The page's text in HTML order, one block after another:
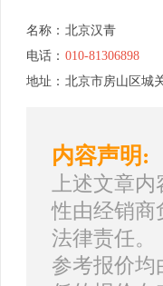
名称： 北京汉青
电话： 010-81306898
地址： 北京市房山区城
内容声明:
上述文章
性由经销商
法律责任。
参考报价均